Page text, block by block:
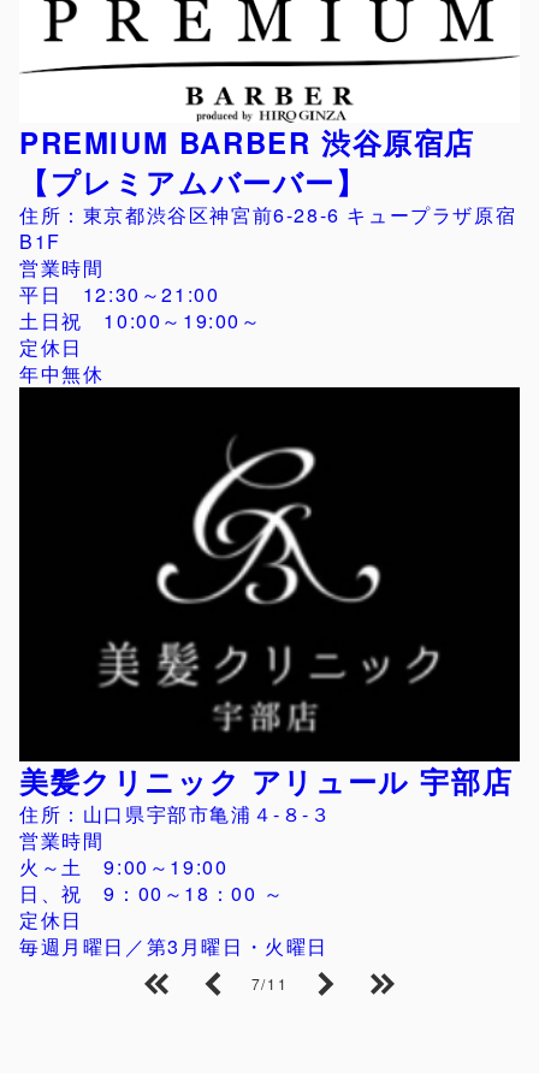
PREMIUM BARBER 渋谷原宿店
【プレミアムバーバー】
住所：東京都渋谷区神宮前6-28-6 キュープラザ原宿
B1F
営業時間
平日 12:30～21:00
土日祝 10:00～19:00～
定休日
年中無休
美髪クリニック アリュール 宇部店
住所：山口県宇部市亀浦４‐８‐３
営業時間
火～土 9:00～19:00
日、祝 9：00～18：00 ～
定休日
毎週月曜日／第3月曜日・火曜日
7/11